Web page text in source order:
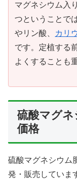
マグネシウム入
つということで
やリン酸、
カリ
です。定植する
よくすることも
硫酸マグネ
価格
硫酸マグネシウム
発・販売していま